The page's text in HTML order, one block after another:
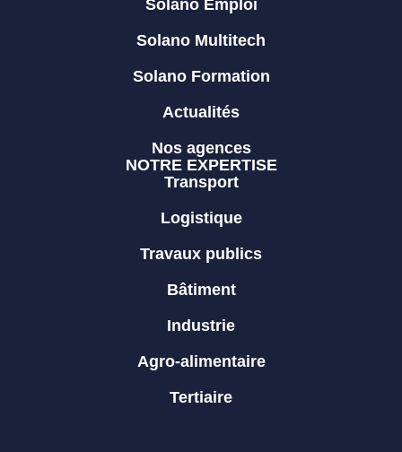
Solano Emploi
Solano Multitech
Solano Formation
Actualités
Nos agences
NOTRE EXPERTISE
Transport
Logistique
Travaux publics
Bâtiment
Industrie
Agro-alimentaire
Tertiaire